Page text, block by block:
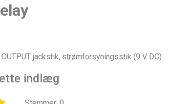
jackstik, strømforsyningsstik (9 V DC)
indlæg